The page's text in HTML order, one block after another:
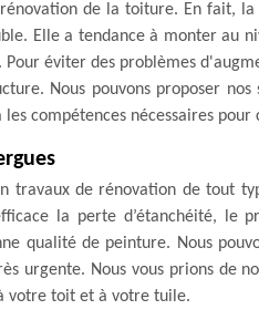
de la toiture. En fait, la
Elle a tendance à monter au
éviter des problèmes
Nous pouvons proposer nos
compétences nécessaires pour
travaux de rénovation de tout
la perte d’étanchéité, le
qualité de peinture. Nous
urgente. Nous vous prions de
votre toit et à votre tuile.